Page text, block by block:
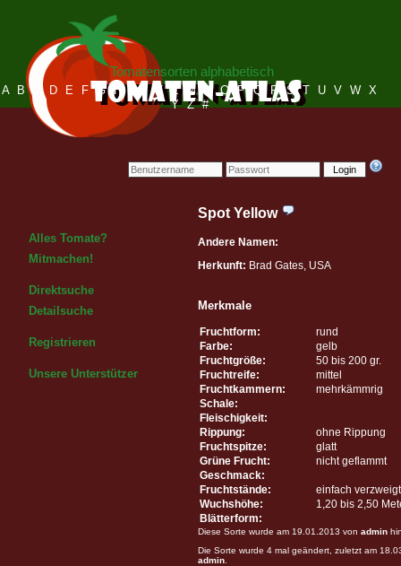
Login
Tomatensorten alphabetisch
A B C D E F G H I J K L M N O P Q R S T U V W X
Y Z #
Alles Tomate?
Mitmachen!
Direktsuche
Detailsuche
Registrieren
Unsere Unterstützer
Spot Yellow
Andere Namen:
Herkunft: Brad Gates, USA
Merkmale
Fruchtform:
rund
Farbe:
gelb
Fruchtgröße:
50 bis 200 gr.
Fruchtreife:
mittel
Fruchtkammern:
mehrkämmrig
Schale:
Fleischigkeit:
Rippung:
ohne Rippung
Fruchtspitze:
glatt
Grüne Frucht:
nicht geflammt
Geschmack:
Fruchtstände:
einfach verzweigt
Wuchshöhe:
1,20 bis 2,50
Blätterform:
Diese Sorte wurde am 19.01.2013 von admin
Die Sorte wurde 4 mal geändert, zuletzt am
admin